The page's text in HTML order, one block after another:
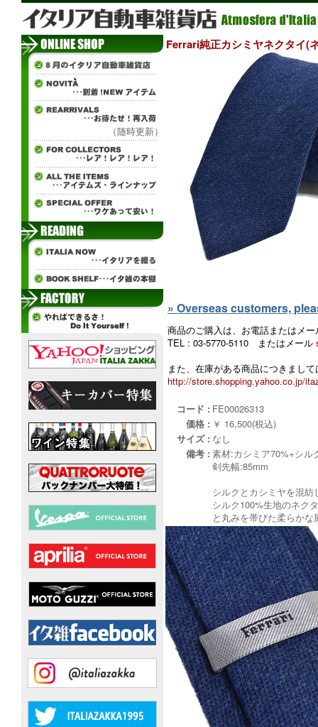
（随時更新）
Ferrari純正カシミヤネクタイ(
» Overseas customers,
商品のご購入は、お電話またはメ
TEL : 03-5770-5110 またはメール
また、在庫がある商品につきまし
http://store.shopping.yahoo.co.jp/
コード : FE00026313
価格 : ￥ 16,500(税込)
サイズ : なし
備考 : 素材:カシミア70%+シル
剣先幅:85mm
シルクとカシミヤを混
シルク100%生地のネク
と丸みを帯びた柔らか